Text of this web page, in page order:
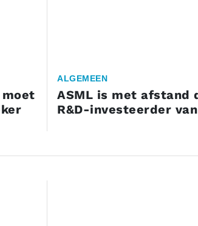
ALGEMEEN
ASML is met afstand
R&D-investeerder